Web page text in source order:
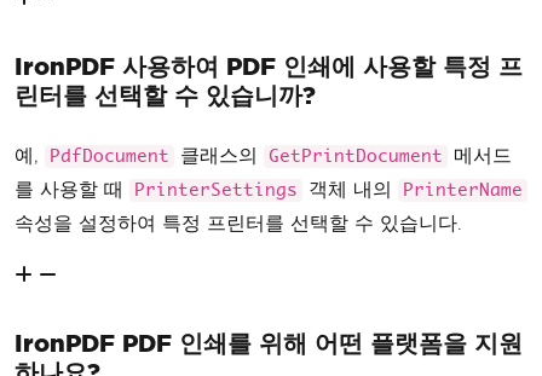
IronPDF 사용하여 PDF 인쇄에 사용할 특정 프
린터를 선택할 수 있습니까?
예, PdfDocument 클래스의 GetPrintDocument
메서드
를 사용할 때
PrinterSettings 객체 내의 PrinterName
속성을 설정하여 특정 프린터를 선택할 수 있습니다.
IronPDF PDF 인쇄를 위해 어떤 플랫폼을 지원